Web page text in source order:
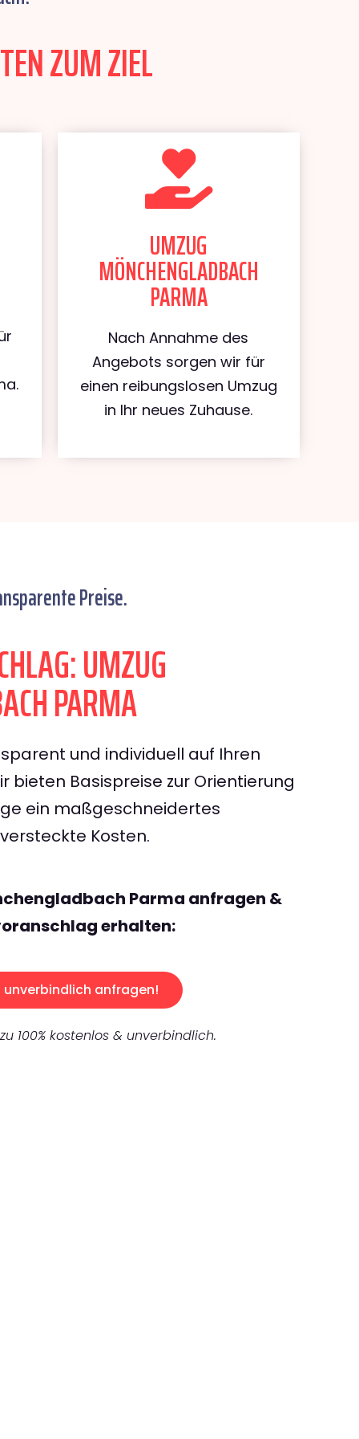
ZUM ZIEL
UMZUG
MÖNCHENGLADBACH
PARMA
Nach Annahme des
Angebots sorgen wir für
einen reibungslosen Umzug
in Ihr neues Zuhause.
Preise.
UMZUG
PARMA
und individuell auf Ihren
bieten Basispreise zur Orientierung
ein maßgeschneidertes
Kosten.
Parma anfragen &
erhalten:
unverbindlich anfragen!
100% kostenlos & unverbindlich.